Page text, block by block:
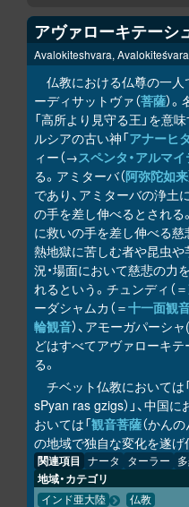
アヴァローキテーシ
Avalokiteshvara, Avalokiteśvara
仏教における仏尊の一人
ーディサットヴァ（菩薩）
「高所より見守る王」を意
ルシアの古い神「アナーヒ
ィー（→スペンタ・アルマイ
る。アミターバ（阿弥陀如来
であり、アミターバの浄
の手を差し伸べるとされ
に救いの手を差し伸べる慈
熱地獄に苦しむ者や昆虫
況・場面において慈悲の力
れるという。チュンディ（＝
ーダシャムカ（＝十一面観
輪観音）、アモーガパーシャ(
どはすべてアヴァローキ
る。
チベット仏教においては
sPyan ras gzigs）」、中国
おいては「観音菩薩（かん
の地域で独自な変化を遂げ
関連項目 ナータ ターラー
地域・カテゴリ
インド亜大陸 仏教